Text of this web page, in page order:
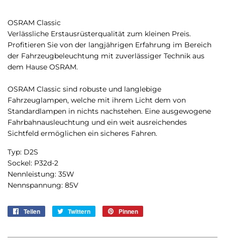
OSRAM Classic
Verlässliche Erstausrüsterqualität zum kleinen Preis.
Profitieren Sie von der langjährigen Erfahrung im Bereich
der Fahrzeugbeleuchtung mit zuverlässiger Technik aus
dem Hause OSRAM.
OSRAM Classic sind robuste und langlebige
Fahrzeuglampen, welche mit ihrem Licht dem von
Standardlampen in nichts nachstehen. Eine ausgewogene
Fahrbahnausleuchtung und ein weit ausreichendes
Sichtfeld ermöglichen ein sicheres Fahren.
Typ: D2S
Sockel: P32d-2
Nennleistung: 35W
Nennspannung: 85V
Teilen Twittern Pinnen